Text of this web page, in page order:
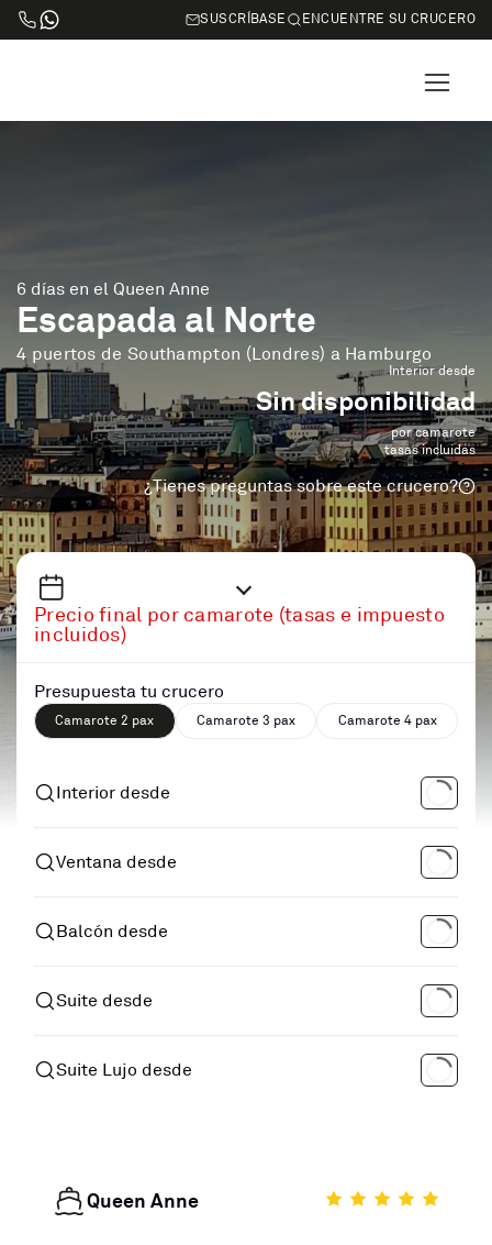
SUSCRÍBASE ENCUENTRE SU CRUCERO
6 días en el Queen Anne
Escapada al Norte
4 puertos de Southampton (Londres) a Hamburgo
Interior desde
Sin disponibilidad
por camarote
tasas incluidas
¿Tienes preguntas sobre este crucero?
Precio final por camarote (tasas e impuesto
incluidos)
Presupuesta tu crucero
Camarote 2 pax Camarote 3 pax Camarote 4 pax
Interior desde
Ventana desde
Balcón desde
Suite desde
Suite Lujo desde
Queen Anne